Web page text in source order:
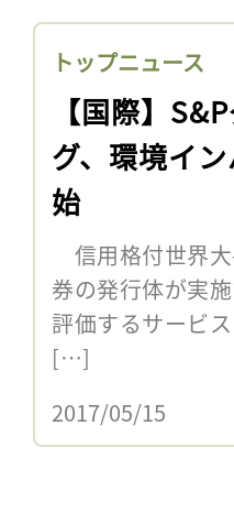
トップニュース
【国際】
グ、環境イ
始
信用格付世界
券の発行体が実
評価するサービ
[…]
2017/05/15